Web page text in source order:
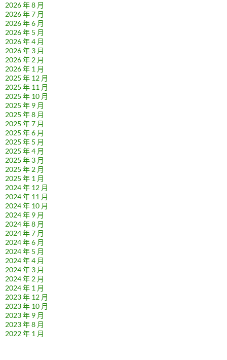
2026 年 8 月
2026 年 7 月
2026 年 6 月
2026 年 5 月
2026 年 4 月
2026 年 3 月
2026 年 2 月
2026 年 1 月
2025 年 12 月
2025 年 11 月
2025 年 10 月
2025 年 9 月
2025 年 8 月
2025 年 7 月
2025 年 6 月
2025 年 5 月
2025 年 4 月
2025 年 3 月
2025 年 2 月
2025 年 1 月
2024 年 12 月
2024 年 11 月
2024 年 10 月
2024 年 9 月
2024 年 8 月
2024 年 7 月
2024 年 6 月
2024 年 5 月
2024 年 4 月
2024 年 3 月
2024 年 2 月
2024 年 1 月
2023 年 12 月
2023 年 10 月
2023 年 9 月
2023 年 8 月
2022 年 1 月